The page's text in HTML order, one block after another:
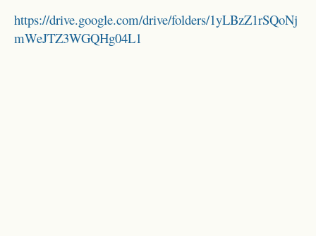
https://drive.google.com/drive/folders/1yLBzZ1rSQoNj
mWeJTZ3WGQHg04L1